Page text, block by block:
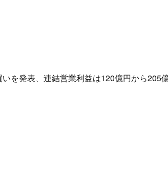
を発表、連結営業利益は120億円から205